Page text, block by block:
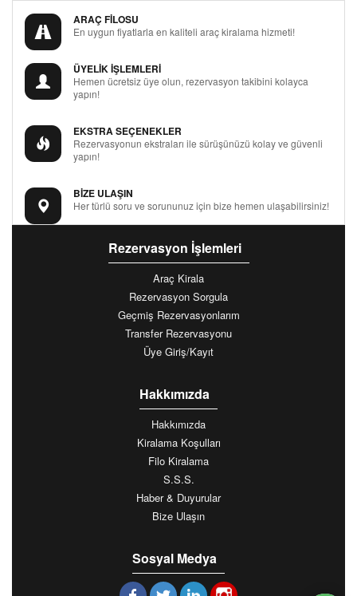
ARAÇ FİLOSU
En uygun fiyatlarla en kaliteli araç kiralama hizmeti!
ÜYELİK İŞLEMLERİ
Hemen ücretsiz üye olun, rezervasyon takibini kolayca
yapın!
EKSTRA SEÇENEKLER
Rezervasyonun ekstraları ile sürüşünüzü kolay ve güvenli
yapın!
BİZE ULAŞIN
Her türlü soru ve sorununuz için bize hemen ulaşabilirsiniz!
Rezervasyon İşlemleri
Araç Kirala
Rezervasyon Sorgula
Geçmiş Rezervasyonlarım
Transfer Rezervasyonu
Üye Giriş/Kayıt
Hakkımızda
Hakkımızda
Kiralama Koşulları
Filo Kiralama
S.S.S.
Haber & Duyurular
Bize Ulaşın
Sosyal Medya